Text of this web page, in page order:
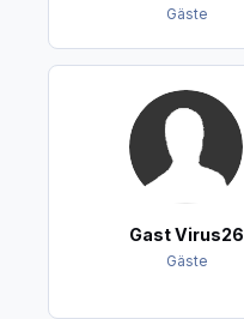
Gäste
Gast Virus26
Gäste